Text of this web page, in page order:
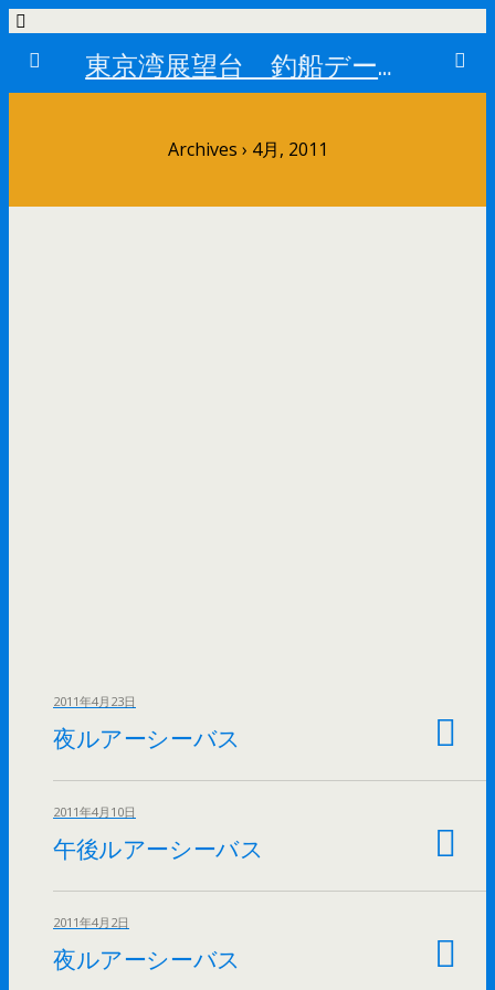
東京湾展望台 釣船データーベース
Archives › 4月, 2011
2011年4月23日
夜ルアーシーバス
2011年4月10日
午後ルアーシーバス
2011年4月2日
夜ルアーシーバス